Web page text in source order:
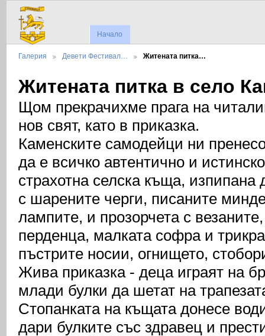
Начало
Галерия Девети Фестивал… Житената питка…
Житената питка в село
Щом прекрачихме прага на
нов свят, като в приказка.
Каменските самодейци ни
да е всичко автентично и
страхотна селска къща, изпипана
с шарените черги, писаните
лампите, и прозорчета с
перденца, малката софра и
пъстрите носии, огнището,
Жива приказка - деца играят на
млади булки да шетат на
Стопанката на къщата донесе
дари булките със здравец и